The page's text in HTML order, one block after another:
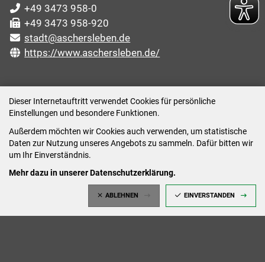
Dieser Internetauftritt verwendet Cookies für persönliche
Einstellungen und besondere Funktionen.
Außerdem möchten wir Cookies auch verwenden, um statistische
Daten zur Nutzung unseres Angebots zu sammeln. Dafür bitten wir
um Ihr Einverständnis.
Mehr dazu in unserer Datenschutzerklärung.
ABLEHNEN EINVERSTANDEN
+49 3473 958-0
+49 3473 958-920
stadt@aschersleben.de
https://www.aschersleben.de/
Montag: 09:00-12:00 /14:00-15:00 Uhr
Dienstag: 09:00-12:00 /14:00-16:00 Uhr
Mittwoch: 09:00 - 12:00 Uhr (nach vorheriger
Donnerstag: 09:00-12:00 /14:00-18:00 Uhr
Freitag: 09:00-12:00 Uhr